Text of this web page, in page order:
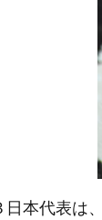
本代表は